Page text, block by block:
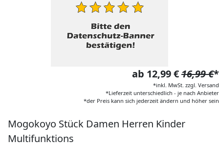
ab 12,99 €16,99 €*
*inkl. MwSt. zzgl. Versand
*Lieferzeit unterschiedlich - je nach Anbieter
*der Preis kann sich jederzeit ändern und höher sein
Mogokoyo Stück Damen Herren Kinder
Multifunktions